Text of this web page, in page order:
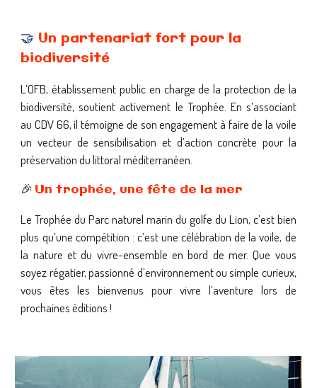
🤝 Un partenariat fort pour la
biodiversité
L’OFB, établissement public en charge de la protection de la
biodiversité, soutient activement le Trophée. En s’associant
au CDV 66, il témoigne de son engagement à faire de la voile
un vecteur de sensibilisation et d’action concrète pour la
préservation du littoral méditerranéen.
🎉 Un trophée, une fête de la mer
Le Trophée du Parc naturel marin du golfe du Lion, c’est bien
plus qu’une compétition : c’est une célébration de la voile, de
la nature et du vivre-ensemble en bord de mer. Que vous
soyez régatier, passionné d’environnement ou simple curieux,
vous êtes les bienvenus pour vivre l’aventure lors de
prochaines éditions !